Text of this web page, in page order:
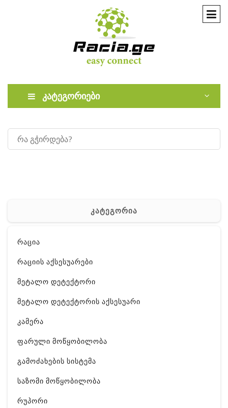
კატეგორიები
კატეგორია
რაცია
რაციის აქსესუარები
მეტალო დეტექტორი
მეტალო დეტექტორის აქსესუარი
კამერა
ფარული მოწყობილობა
გამოძახების სისტემა
საზომი მოწყობილობა
რუპორი